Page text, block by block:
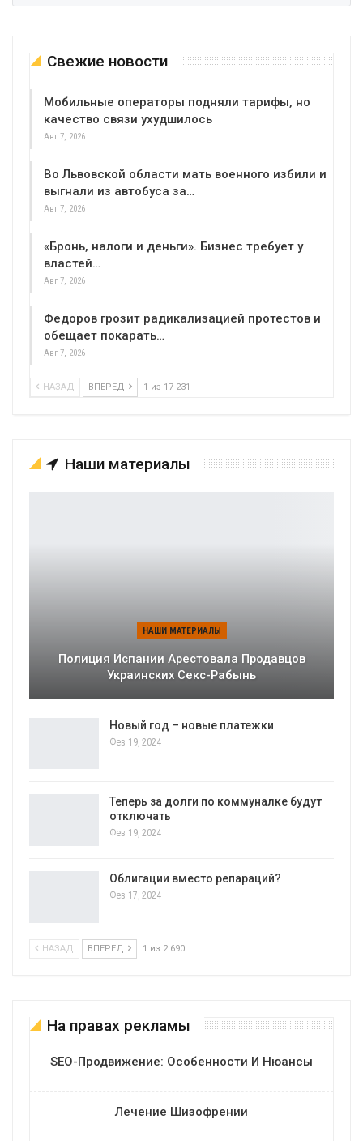
Свежие новости
Мобильные операторы подняли тарифы, но
качество связи ухудшилось
Авг 7, 2026
Во Львовской области мать военного избили и
выгнали из автобуса за…
Авг 7, 2026
«Бронь, налоги и деньги». Бизнес требует у
властей…
Авг 7, 2026
Федоров грозит радикализацией протестов и
обещает покарать…
Авг 7, 2026
НАЗАД ВПЕРЕД 1 из 17 231
Наши материалы
НАШИ МАТЕРИАЛЫ
Полиция Испании Арестовала Продавцов
Украинских Секс-Рабынь
Новый год – новые платежки
Фев 19, 2024
Теперь за долги по коммуналке будут
отключать
Фев 19, 2024
Облигации вместо репараций?
Фев 17, 2024
НАЗАД ВПЕРЕД 1 из 2 690
На правах рекламы
SEO-Продвижение: Особенности И Нюансы
Лечение Шизофрении